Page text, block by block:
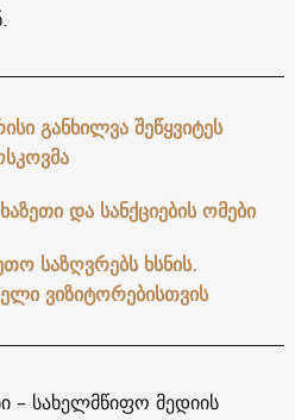
განხილვა შეწყვიტეს
და სანქციების ომები
საზღვრებს ხსნის.
ვიზიტორებისთვის
– სახელმწიფო მედიის